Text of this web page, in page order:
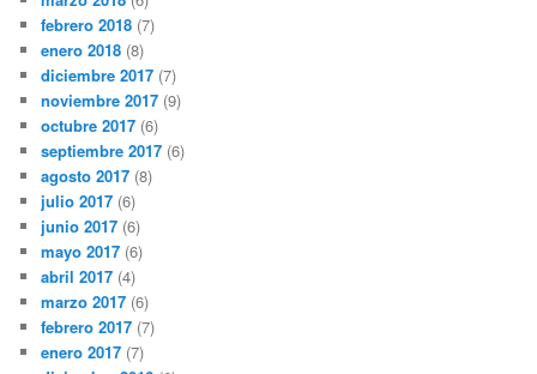
febrero 2018 (7)
enero 2018 (8)
diciembre 2017 (7)
noviembre 2017 (9)
octubre 2017 (6)
septiembre 2017 (6)
agosto 2017 (8)
julio 2017 (6)
junio 2017 (6)
mayo 2017 (6)
abril 2017 (4)
marzo 2017 (6)
febrero 2017 (7)
enero 2017 (7)